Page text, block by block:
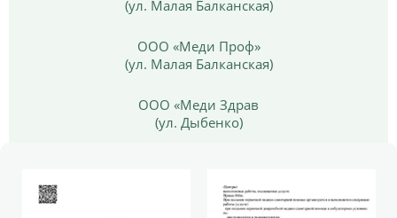
(ул. Малая Балканская)
ООО «Меди Проф»
(ул. Малая Балканская)
ООО «Меди Здрав
(ул. Дыбенко)